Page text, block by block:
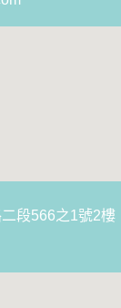
段566之1號2樓